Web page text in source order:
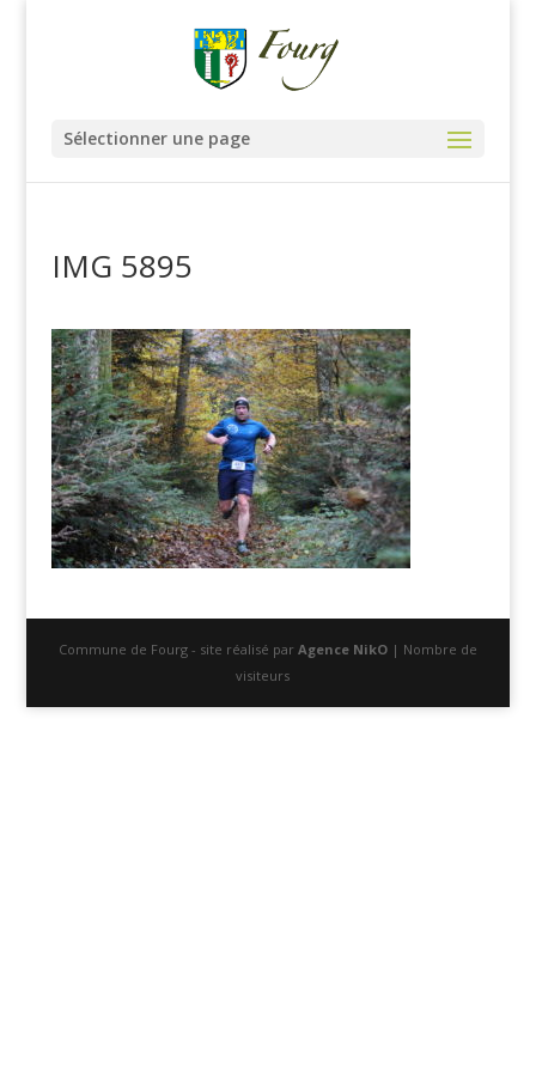
Sélectionner une page
IMG 5895
Commune de Fourg - site réalisé par Agence NikO| Nombre de
visiteurs